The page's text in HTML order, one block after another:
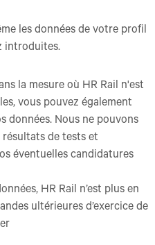
les données de votre profil
introduites.
la mesure où HR Rail n'est
vous pouvez également
données. Nous ne pouvons
de tests et
éventuelles candidatures
HR Rail n’est plus en
ultérieures d’exercice de